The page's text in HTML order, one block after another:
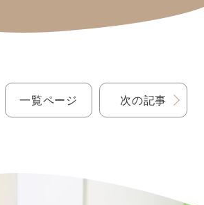
一覧ページ 次の記事